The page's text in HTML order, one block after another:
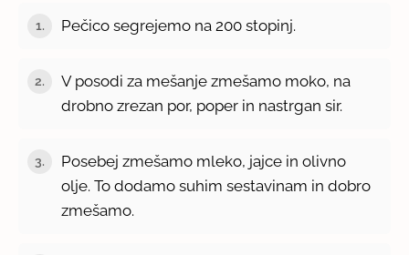
1. Pečico segrejemo na 200 stopinj.
2.
V posodi za mešanje zmešamo moko, na
drobno zrezan por, poper in nastrgan sir.
3.
Posebej zmešamo mleko, jajce in olivno
olje. To dodamo suhim sestavinam in dobro
zmešamo.